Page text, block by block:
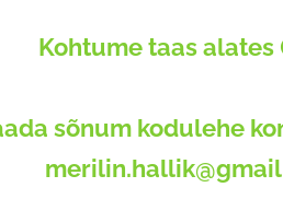
Kohtume taas alates
sõnum kodulehe